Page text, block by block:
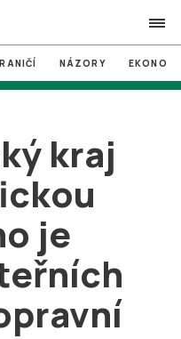
search
NÁZORY
kraj
je